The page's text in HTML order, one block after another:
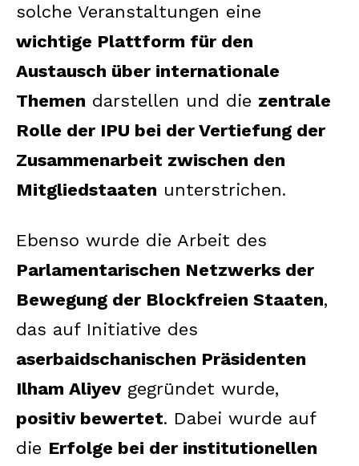
solche Veranstaltungen eine
wichtige Plattform für den
Austausch über internationale
Themen darstellen und die zentrale
Rolle der IPU bei der Vertiefung der
Zusammenarbeit zwischen den
Mitgliedstaaten unterstrichen.
Ebenso wurde die Arbeit des
Parlamentarischen Netzwerks der
Bewegung der Blockfreien Staaten,
das auf Initiative des
aserbaidschanischen Präsidenten
Ilham Aliyevgegründet wurde,
positiv bewertet. Dabei wurde auf
die Erfolge bei der institutionellen